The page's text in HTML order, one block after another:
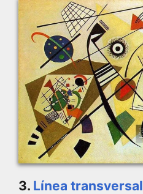
3. Línea transversal